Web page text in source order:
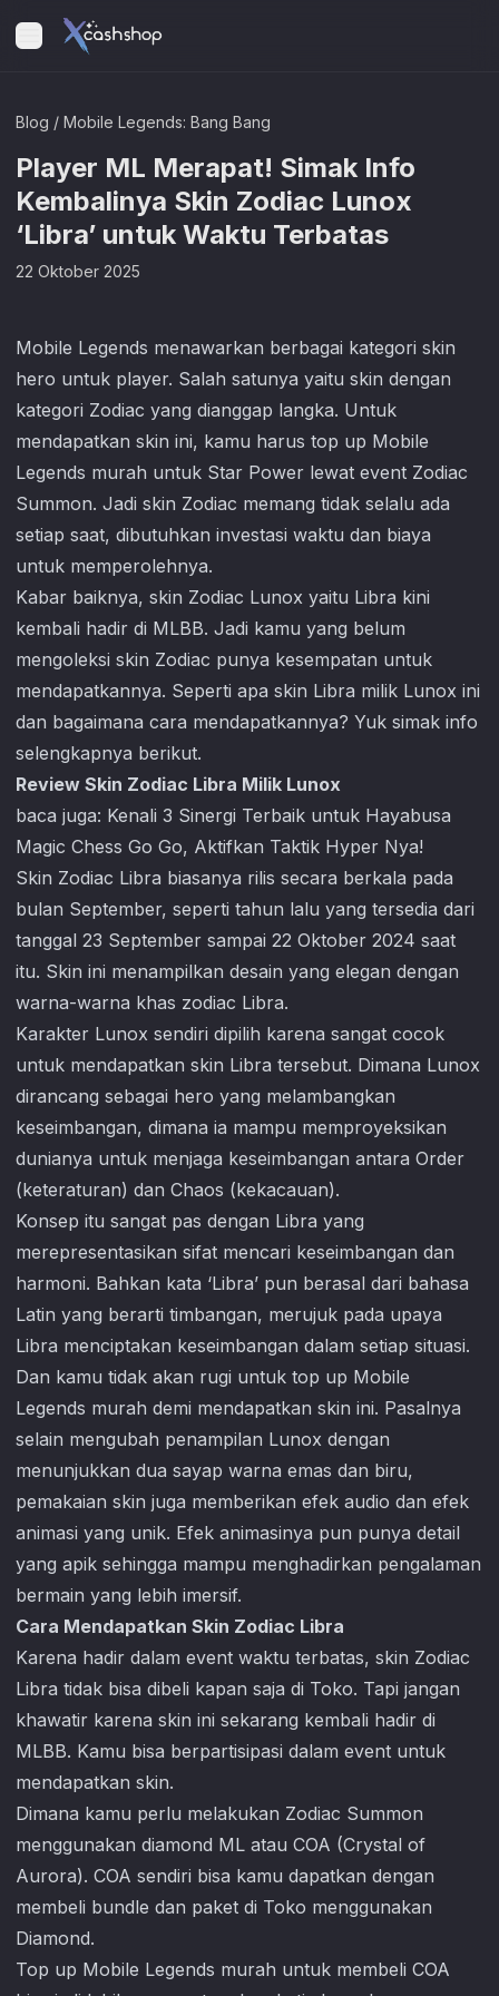
Blog / Mobile Legends: Bang Bang
Player ML Merapat! Simak Info
Kembalinya Skin Zodiac Lunox
‘Libra’ untuk Waktu Terbatas
22 Oktober 2025
Mobile Legends menawarkan berbagai kategori skin
hero untuk player. Salah satunya yaitu skin dengan
kategori Zodiac yang dianggap langka. Untuk
mendapatkan skin ini, kamu harus top up Mobile
Legends murah untuk Star Power lewat event Zodiac
Summon. Jadi skin Zodiac memang tidak selalu ada
setiap saat, dibutuhkan investasi waktu dan biaya
untuk memperolehnya.
Kabar baiknya, skin Zodiac Lunox yaitu Libra kini
kembali hadir di MLBB. Jadi kamu yang belum
mengoleksi skin Zodiac punya kesempatan untuk
mendapatkannya. Seperti apa skin Libra milik Lunox ini
dan bagaimana cara mendapatkannya? Yuk simak info
selengkapnya berikut.
Review Skin Zodiac Libra Milik Lunox
baca juga: Kenali 3 Sinergi Terbaik untuk Hayabusa
Magic Chess Go Go, Aktifkan Taktik Hyper Nya!
Skin Zodiac Libra biasanya rilis secara berkala pada
bulan September, seperti tahun lalu yang tersedia dari
tanggal 23 September sampai 22 Oktober 2024 saat
itu. Skin ini menampilkan desain yang elegan dengan
warna-warna khas zodiac Libra.
Karakter Lunox sendiri dipilih karena sangat cocok
untuk mendapatkan skin Libra tersebut. Dimana Lunox
dirancang sebagai hero yang melambangkan
keseimbangan, dimana ia mampu memproyeksikan
dunianya untuk menjaga keseimbangan antara Order
(keteraturan) dan Chaos (kekacauan).
Konsep itu sangat pas dengan Libra yang
merepresentasikan sifat mencari keseimbangan dan
harmoni. Bahkan kata ‘Libra’ pun berasal dari bahasa
Latin yang berarti timbangan, merujuk pada upaya
Libra menciptakan keseimbangan dalam setiap situasi.
Dan kamu tidak akan rugi untuk top up Mobile
Legends murah demi mendapatkan skin ini. Pasalnya
selain mengubah penampilan Lunox dengan
menunjukkan dua sayap warna emas dan biru,
pemakaian skin juga memberikan efek audio dan efek
animasi yang unik. Efek animasinya pun punya detail
yang apik sehingga mampu menghadirkan pengalaman
bermain yang lebih imersif.
Cara Mendapatkan Skin Zodiac Libra
Karena hadir dalam event waktu terbatas, skin Zodiac
Libra tidak bisa dibeli kapan saja di Toko. Tapi jangan
khawatir karena skin ini sekarang kembali hadir di
MLBB. Kamu bisa berpartisipasi dalam event untuk
mendapatkan skin.
Dimana kamu perlu melakukan Zodiac Summon
menggunakan diamond ML atau COA (Crystal of
Aurora). COA sendiri bisa kamu dapatkan dengan
membeli bundle dan paket di Toko menggunakan
Diamond.
Top up Mobile Legends murah untuk membeli COA